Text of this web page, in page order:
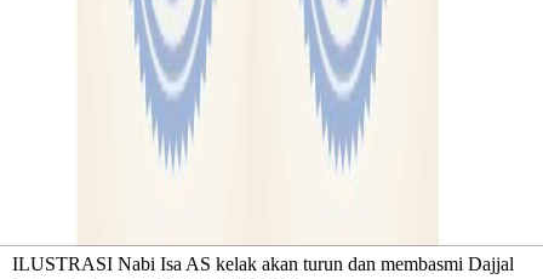
ILUSTRASI Nabi Isa AS kelak akan turun dan membasmi Dajjal